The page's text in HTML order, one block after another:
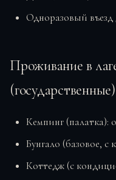
Одноразовый въезд
Проживание в
(государственные)
Кемпинг (палатка):
Бунгало (базовое, с
Коттедж (с